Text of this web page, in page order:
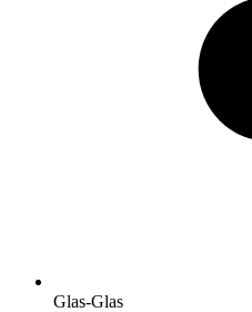
Glas-Glas